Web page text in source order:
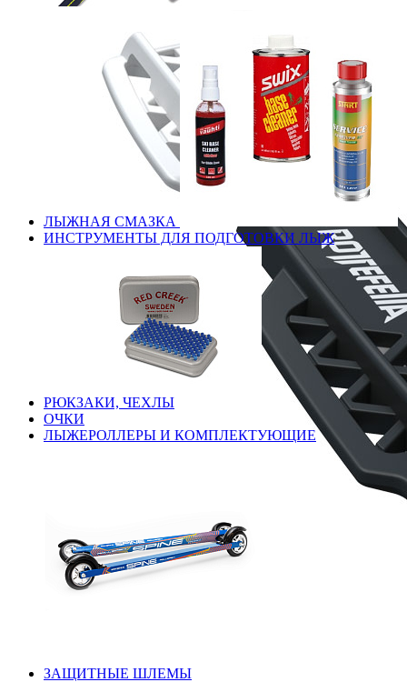
ЛЫЖНАЯ СМАЗКА
ИНСТРУМЕНТЫ ДЛЯ ПОДГОТОВКИ ЛЫЖ
РЮКЗАКИ, ЧЕХЛЫ
ОЧКИ
ЛЫЖЕРОЛЛЕРЫ И КОМПЛЕКТУЮЩИЕ
ЗАЩИТНЫЕ ШЛЕМЫ